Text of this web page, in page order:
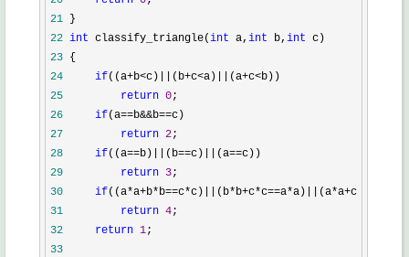
21
22 int classify_triangle(int a, int b, int
23
24
if((a+b<c)||(b+c<a)||(a+c<
25
return 0
26
if(a==b&&b==
27
return 2
28
if((a==b)||(b==c)||(a==
29
return 3
30
if((a*a+b*b==c*c)||(b*b+c*c==a*a)||(a*a+c*c==b*
31
return 4
32
return 1
33